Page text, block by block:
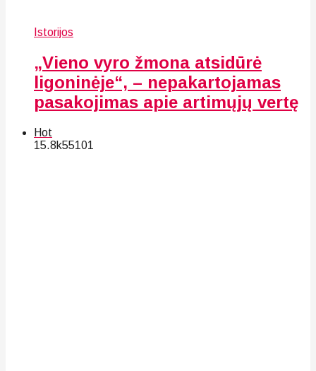
Istorijos
„Vieno vyro žmona atsidūrė
ligoninėje“, – nepakartojamas
pasakojimas apie artimųjų vertę
Hot
15.8k55101